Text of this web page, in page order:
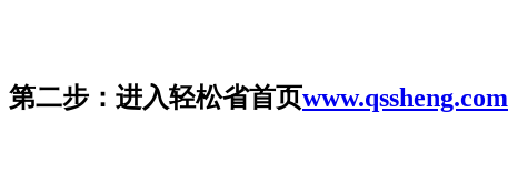
第二步：进入轻松省首页www.qssheng.com